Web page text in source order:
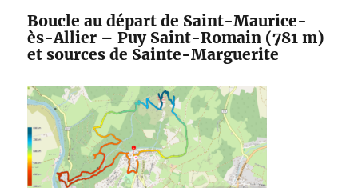
Boucle au départ de Saint-Maurice-
ès-Allier – Puy Saint-Romain (781 m)
et sources de Sainte-Marguerite